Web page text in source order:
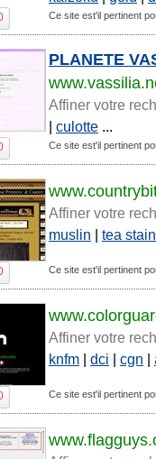
Ce site est'il pertinent
PLANETE
Affiner votre
| culotte ...
Ce site est'il pertinent
Affiner votre
muslin | tea
Ce site est'il pertinent
Affiner votre
knfm | dci | cgn |
Ce site est'il pertinent